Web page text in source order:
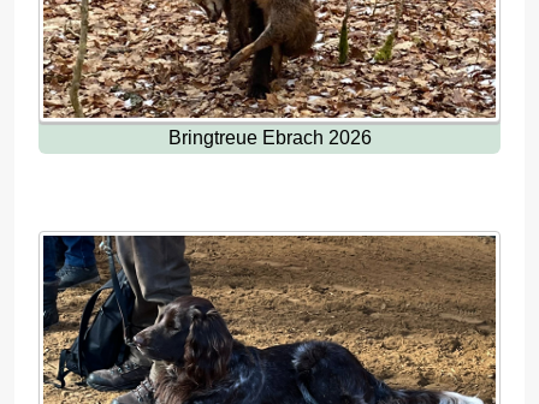
Bringtreue Ebrach 2026